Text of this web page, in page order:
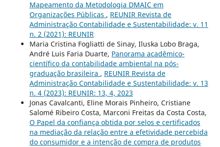
Mapeamento da Metodologia DMAIC em
Organizações Públicas , REUNIR Revista de
Administração Contabilidade e Sustentabilidade: v. 11
n. 2 (2021): REUNIR
Maria Cristina Fogliatti de Sinay, Iluska Lobo Braga,
André Luis Faria Duarte, Panorama acadêmico-
científico da contabilidade ambiental na pós-
graduação brasileira , REUNIR Revista de
Administração Contabilidade e Sustentabilidade: v. 13
n. 4 (2023): REUNIR: 13, 4, 2023
Jonas Cavalcanti, Eline Morais Pinheiro, Cristiane
Salomé Ribeiro Costa, Marconi Freitas da Costa Costa,
O Papel da confiança obtida por selos e certificados
na mediação da relação entre a efetividade percebida
do consumidor e a intenção de compra de produtos